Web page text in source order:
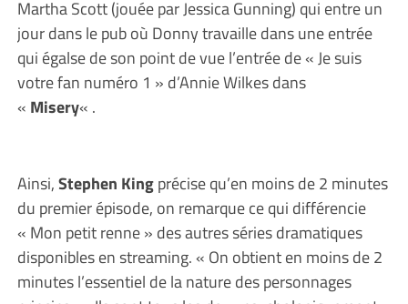
Martha Scott (jouée par Jessica Gunning) qui entre un
jour dans le pub où Donny travaille dans une entrée
qui égalse de son point de vue l’entrée de « Je suis
votre fan numéro 1 » d’Annie Wilkes dans
« Misery« .
Ainsi,Stephen Kingprécise qu’en moins de 2 minutes
du premier épisode, on remarque ce qui différencie
« Mon petit renne » des autres séries dramatiques
disponibles en streaming. « On obtient en moins de 2
minutes l’essentiel de la nature des personnages